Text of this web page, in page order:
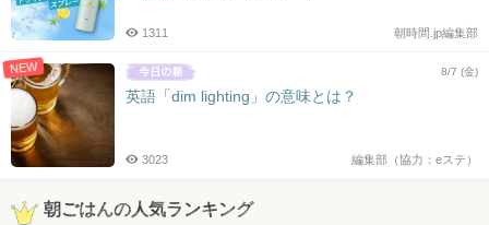
朝時間.jp編集部
1311
NEW 8/7 (金)
英語「dim lighting」の意味とは？
編集部（協力：eステ）
3023
朝ごはんの人気ランキング